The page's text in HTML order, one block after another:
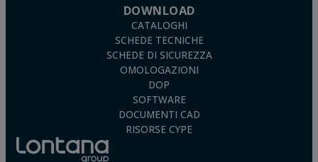
DOWNLOAD
CATALOGHI
SCHEDE TECNICHE
SCHEDE DI SICUREZZA
OMOLOGAZIONI
DOP
SOFTWARE
DOCUMENTI CAD
RISORSE CYPE